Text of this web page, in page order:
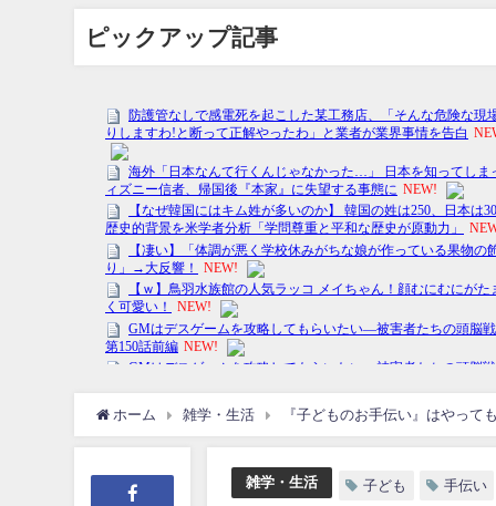
ピックアップ記事
ホーム 雑学・生活 『子どものお手伝い』はやって
雑学・生活 子ども 手伝い